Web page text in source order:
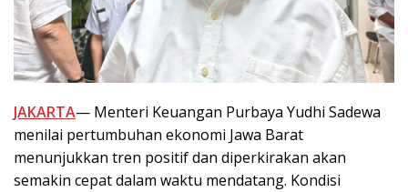
JAKARTA— Menteri Keuangan Purbaya Yudhi Sadewa
menilai pertumbuhan ekonomi Jawa Barat
menunjukkan tren positif dan diperkirakan akan
semakin cepat dalam waktu mendatang. Kondisi